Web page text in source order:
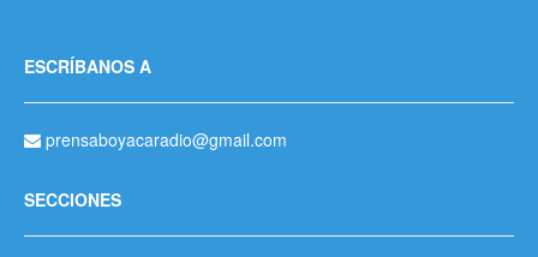
ESCRÍBANOS A
prensaboyacaradio@gmail.com
SECCIONES